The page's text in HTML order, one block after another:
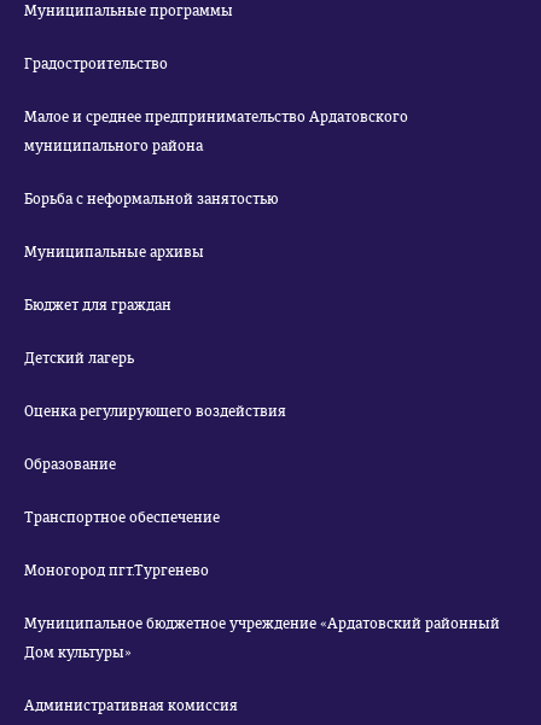
Муниципальные программы
Градостроительство
Малое и среднее предпринимательство Ардатовского
муниципального района
Борьба с неформальной занятостью
Муниципальные архивы
Бюджет для граждан
Детский лагерь
Оценка регулирующего воздействия
Образование
Транспортное обеспечение
Моногород пгт.Тургенево
Муниципальное бюджетное учреждение «Ардатовский районный
Дом культуры»
Административная комиссия